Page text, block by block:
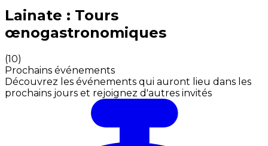
Expériences culinaires inoubliables : Expériences
Lainate : Tours
œnogastronomiques
(10)
Prochains événements
Découvrez les événements qui auront lieu dans les
prochains jours et rejoignez d'autres invités